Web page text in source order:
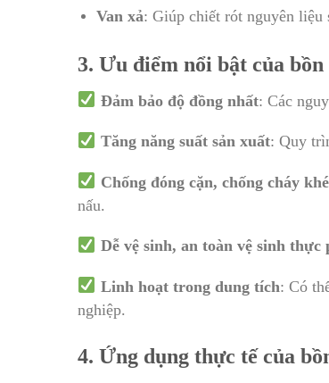
Van xả: Giúp chiết rót nguyên liệu
3. Ưu điểm nổi bật của
Đảm bảo độ đồng nhất: Các
Tăng năng suất sản xuất: Quy
Chống đóng cặn, chống cháy
nấu.
Dễ vệ sinh, an toàn vệ sinh thực
Linh hoạt trong dung tích: Có
nghiệp.
4. Ứng dụng thực tế của